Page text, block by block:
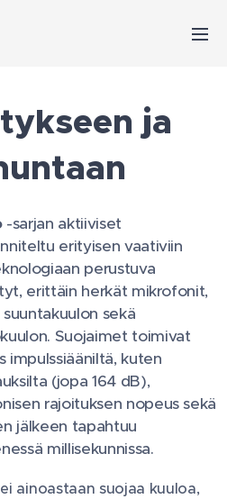
ja
-sarjan aktiiviset
erityisen vaativiin
perustuva
erittäin herkät mikrofonit,
sekä
Suojaimet toimivat
impulssiääniltä, kuten
(jopa 164 dB),
rajoituksen nopeus sekä
jälkeen tapahtuu
millisekunnissa.
ainoastaan suojaa kuuloa,